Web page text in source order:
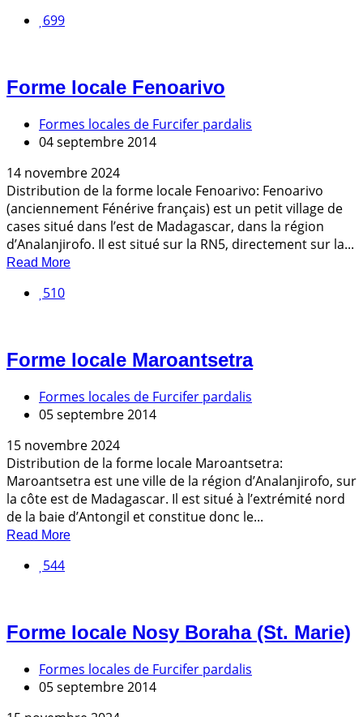
699
Forme locale Fenoarivo
Formes locales de Furcifer pardalis
04 septembre 2014
14 novembre 2024
Distribution de la forme locale Fenoarivo: Fenoarivo
(anciennement Fénérive français) est un petit village de
cases situé dans l’est de Madagascar, dans la région
d’Analanjirofo. Il est situé sur la RN5, directement sur la...
Read More
510
Forme locale Maroantsetra
Formes locales de Furcifer pardalis
05 septembre 2014
15 novembre 2024
Distribution de la forme locale Maroantsetra:
Maroantsetra est une ville de la région d’Analanjirofo, sur
la côte est de Madagascar. Il est situé à l’extrémité nord
de la baie d’Antongil et constitue donc le...
Read More
544
Forme locale Nosy Boraha (St. Marie)
Formes locales de Furcifer pardalis
05 septembre 2014